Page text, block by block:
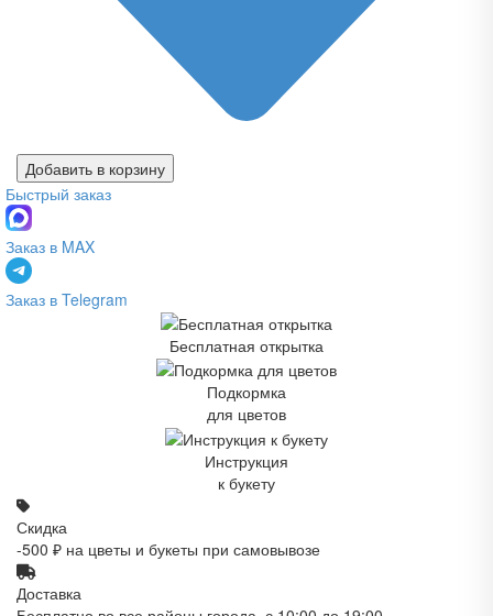
Добавить в корзину
Быстрый заказ
Заказ в MAX
Заказ в Telegram
Бесплатная открытка
Подкормка
для цветов
Инструкция
к букету
Скидка
-500 ₽ на цветы и букеты при самовывозе
Доставка